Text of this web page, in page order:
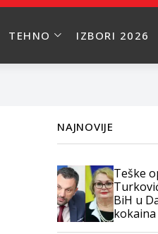
TEHNO IZBORI 2026
NAJNOVIJE
Teške
BiH u
kokaina